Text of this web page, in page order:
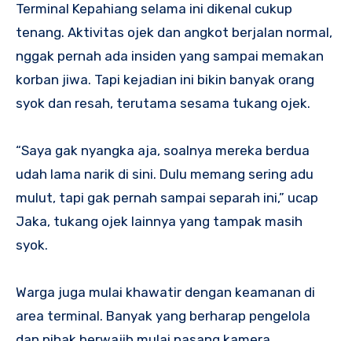
Terminal Kepahiang selama ini dikenal cukup
tenang. Aktivitas ojek dan angkot berjalan normal,
nggak pernah ada insiden yang sampai memakan
korban jiwa. Tapi kejadian ini bikin banyak orang
syok dan resah, terutama sesama tukang ojek.
“Saya gak nyangka aja, soalnya mereka berdua
udah lama narik di sini. Dulu memang sering adu
mulut, tapi gak pernah sampai separah ini,” ucap
Jaka, tukang ojek lainnya yang tampak masih
syok.
Warga juga mulai khawatir dengan keamanan di
area terminal. Banyak yang berharap pengelola